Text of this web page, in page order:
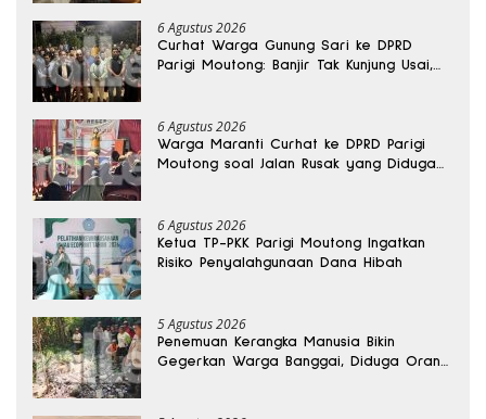
6 Agustus 2026
Curhat Warga Gunung Sari ke DPRD
Parigi Moutong: Banjir Tak Kunjung Usai,
6 Agustus 2026
Warga Maranti Curhat ke DPRD Parigi
Moutong soal Jalan Rusak yang Diduga
6 Agustus 2026
Ketua TP-PKK Parigi Moutong Ingatkan
Risiko Penyalahgunaan Dana Hibah
5 Agustus 2026
Penemuan Kerangka Manusia Bikin
Gegerkan Warga Banggai, Diduga Orang